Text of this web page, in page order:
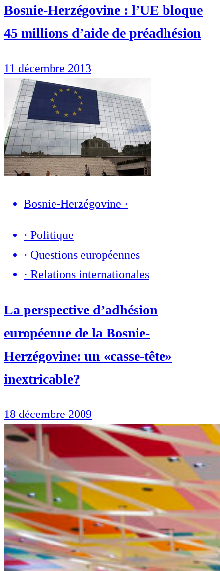
Bosnie-Herzégovine : l’UE bloque
45 millions d’aide de préadhésion
11 décembre 2013
Bosnie-Herzégovine ·
· Politique
· Questions européennes
· Relations internationales
La perspective d’adhésion
européenne de la Bosnie-
Herzégovine: un «casse-tête»
inextricable?
18 décembre 2009